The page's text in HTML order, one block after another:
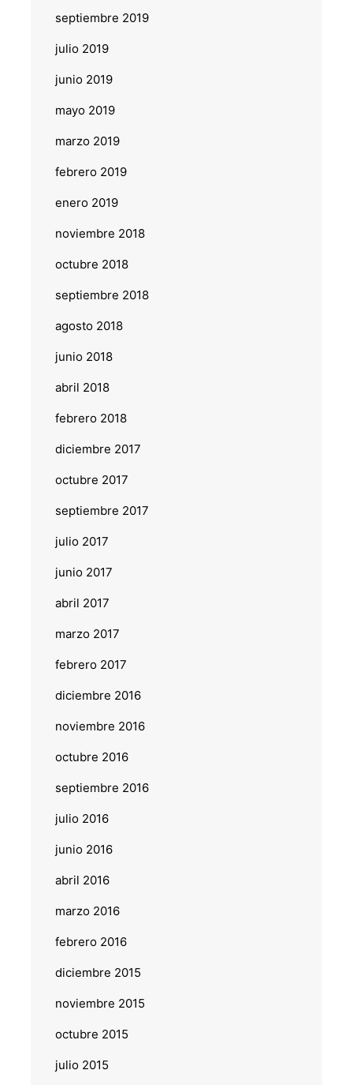
septiembre 2019
julio 2019
junio 2019
mayo 2019
marzo 2019
febrero 2019
enero 2019
noviembre 2018
octubre 2018
septiembre 2018
agosto 2018
junio 2018
abril 2018
febrero 2018
diciembre 2017
octubre 2017
septiembre 2017
julio 2017
junio 2017
abril 2017
marzo 2017
febrero 2017
diciembre 2016
noviembre 2016
octubre 2016
septiembre 2016
julio 2016
junio 2016
abril 2016
marzo 2016
febrero 2016
diciembre 2015
noviembre 2015
octubre 2015
julio 2015